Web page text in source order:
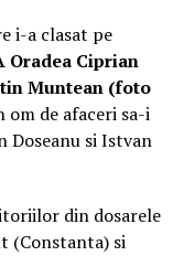
i-a clasat pe
Ciprian
Muntean (foto
om de afaceri sa-i
Doseanu si Istvan
din dosarele
(Constanta) si